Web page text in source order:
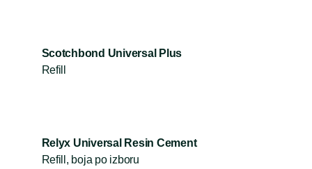
Scotchbond Universal Plus
Refill
Relyx Universal Resin Cement
Refill, boja po izboru